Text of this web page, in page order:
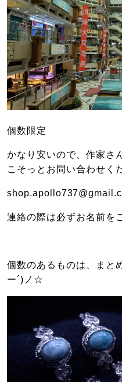
個数限定
かなり安いので、作家さ
こそっとお問い合わせく
連絡の際は必ずお名前を
個数のあるものは、まと
ー´)ノ☆